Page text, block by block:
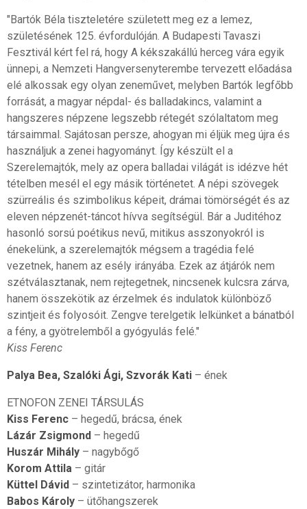
"Bartók Béla tiszteletére született meg ez a lemez,
születésének 125. évfordulóján. A Budapesti Tavaszi
Fesztivál kért fel rá, hogy A kékszakállú herceg vára egyik
ünnepi, a Nemzeti Hangversenyterembe tervezett előadása
elé alkossak egy olyan zeneművet, melyben Bartók legfőbb
forrását, a magyar népdal- és balladakincs, valamint a
hangszeres népzene legszebb rétegét szólaltatom meg
társaimmal. Sajátosan persze, ahogyan mi éljük meg újra és
használjuk a zenei hagyományt. Így készült el a
Szerelemajtók, mely az opera balladai világát is idézve hét
tételben mesél el egy másik történetet. A népi szövegek
szürreális és szimbolikus képeit, drámai tömörségét és az
eleven népzenét-táncot hívva segítségül. Bár a Juditéhoz
hasonló sorsú poétikus nevű, mitikus asszonyokról is
énekelünk, a szerelemajtók mégsem a tragédia felé
vezetnek, hanem az esély irányába. Ezek az átjárók nem
szétválasztanak, nem rejtegetnek, nincsenek kulcsra zárva,
hanem összekötik az érzelmek és indulatok különböző
szintjeit és folyosóit. Zengve terelgetik lelkünket a bánatból
a fény, a gyötrelemből a gyógyulás felé."
Kiss Ferenc
Palya Bea, Szalóki Ági, Szvorák Kati– ének
ETNOFON ZENEI TÁRSULÁS
Kiss Ferenc– hegedű, brácsa, ének
Lázár Zsigmond – hegedű
Huszár Mihály– nagybőgő
Korom Attila– gitár
Küttel Dávid – szintetizátor, harmonika
Babos Károly– ütőhangszerek